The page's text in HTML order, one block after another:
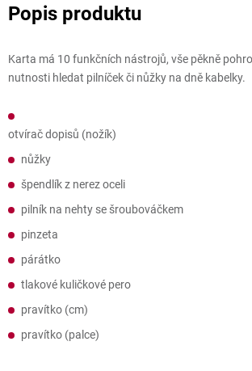
Karta má 10 funkčních nástrojů, vše pěkně
nutnosti hledat pilníček či nůžky na dně kabelky.
otvírač dopisů (nožík)
nůžky
špendlík z nerez oceli
pilník na nehty se šroubováčkem
pinzeta
párátko
tlakové kuličkové pero
pravítko (cm)
pravítko (palce)